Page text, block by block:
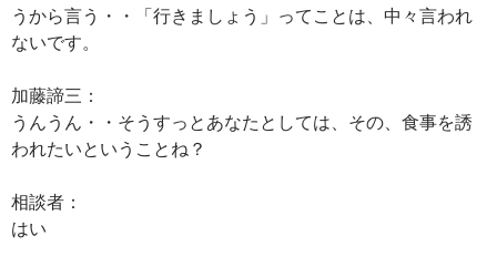
うから言う・・「行きましょう」ってことは、中々言われ
ないです。
加藤諦三：
うんうん・・そうすっとあなたとしては、その、食事を誘
われたいということね？
相談者：
はい